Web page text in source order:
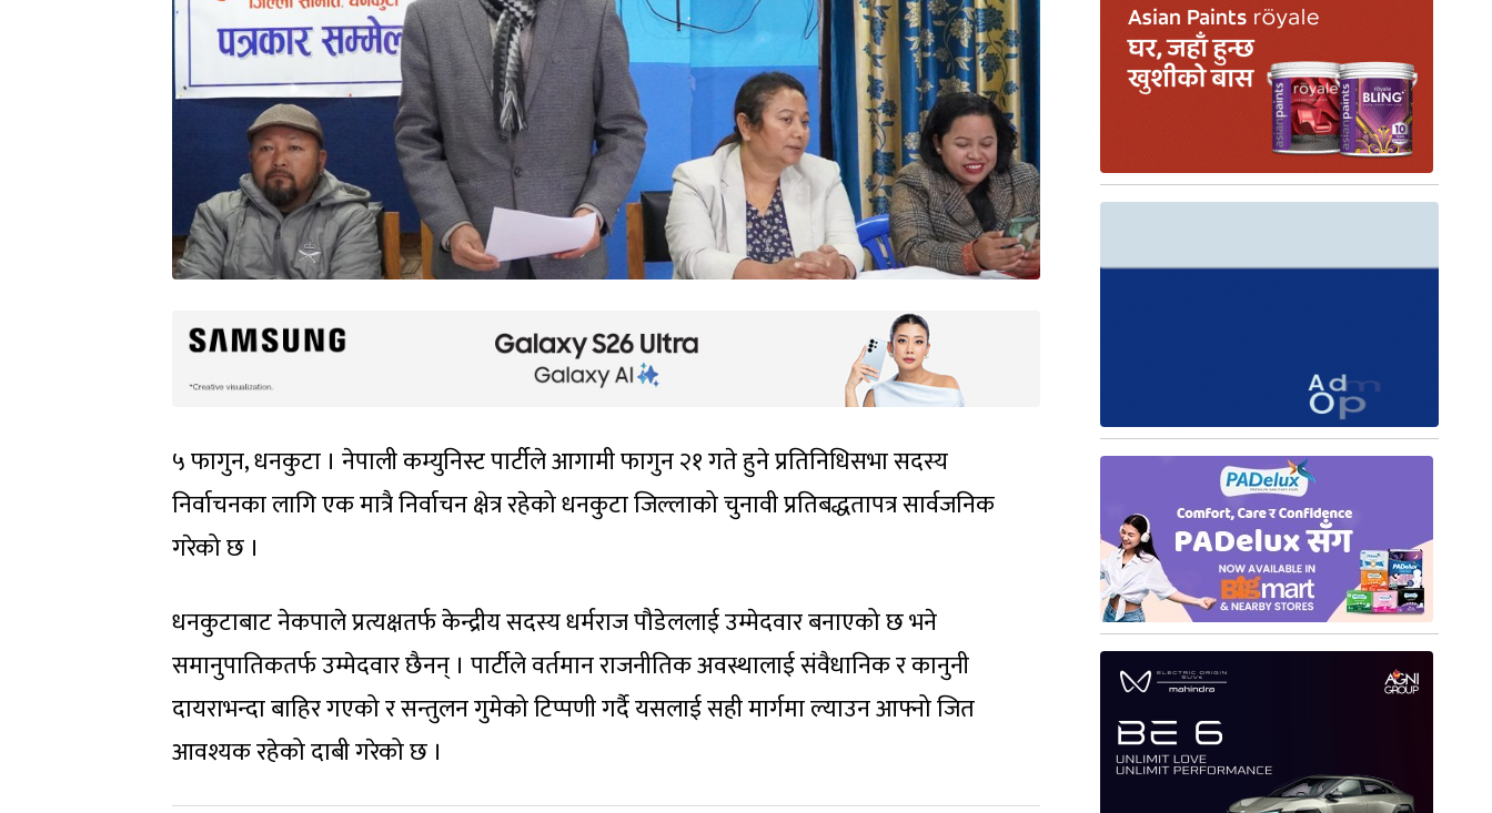
५ फागुन, धनकुटा । नेपाली कम्युनिस्ट पार्टीले आगामी फागुन २१ गते हुने प्रतिनिधिसभा सदस्य
निर्वाचनका लागि एक मात्रै निर्वाचन क्षेत्र रहेको धनकुटा जिल्लाको चुनावी प्रतिबद्धतापत्र सार्वजनिक
गरेको छ ।
धनकुटाबाट नेकपाले प्रत्यक्षतर्फ केन्द्रीय सदस्य धर्मराज पौडेललाई उम्मेदवार बनाएको छ भने
समानुपातिकतर्फ उम्मेदवार छैनन् । पार्टीले वर्तमान राजनीतिक अवस्थालाई संवैधानिक र कानुनी
दायराभन्दा बाहिर गएको र सन्तुलन गुमेको टिप्पणी गर्दै यसलाई सही मार्गमा ल्याउन आफ्नो जित
आवश्यक रहेको दाबी गरेको छ ।